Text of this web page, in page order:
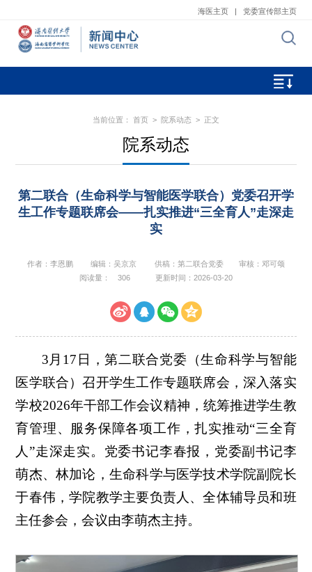
海医主页 | 党委宣传部主页
当前位置： 首页 > 院系动态 > 正文
院系动态
第二联合（生命科学与智能医学联合）党委召开学
生工作专题联席会——扎实推进“三全育人”走深走
实
作者：李恩鹏 编辑：吴京京 供稿：第二联合党委​
审核：邓可颂
阅读量：
306 更新时间：2026-03-20
3月17日，第二联合党委 （生命科学与智能
医学联合）召开学生工作专题联席会，深入落实
学校2026年干部工作会议精神，统筹推进学生教
育管理、服务保障各项工作，扎实推动“三全育
人”走深走实。党委书记李春报，党委副书记李
萌杰、林加论，生命科学与医学技术学院副院长
于春伟，学院教学主要负责人、全体辅导员和班
主任参会，会议由李萌杰主持。